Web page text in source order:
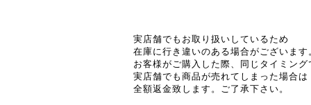
実店舗でもお取り扱いしているため
在庫に行き違いのある場合がございます
お客様がご購入した際、同じタイミング
実店舗でも商品が売れてしまった場合は
全額返金致します。ご了承下さい。